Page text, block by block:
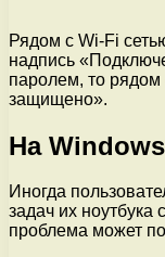
Рядом с Wi-Fi
надпись
паролем, то рядом
защищено».
На
Иногда
задач их ноутбука
проблема может